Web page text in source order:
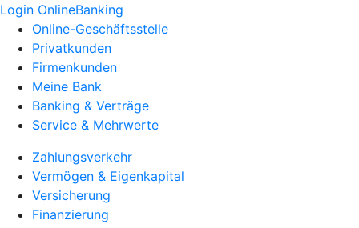
Login OnlineBanking
Online-Geschäftsstelle
Privatkunden
Firmenkunden
Meine Bank
Banking & Verträge
Service & Mehrwerte
Zahlungsverkehr
Vermögen & Eigenkapital
Versicherung
Finanzierung